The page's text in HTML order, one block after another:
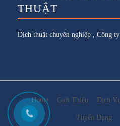
THUẬT
Dịch thuật chuyên nghiệp , Công
Home Giới Thiệu Dịch Vụ
Tuyển Dụng